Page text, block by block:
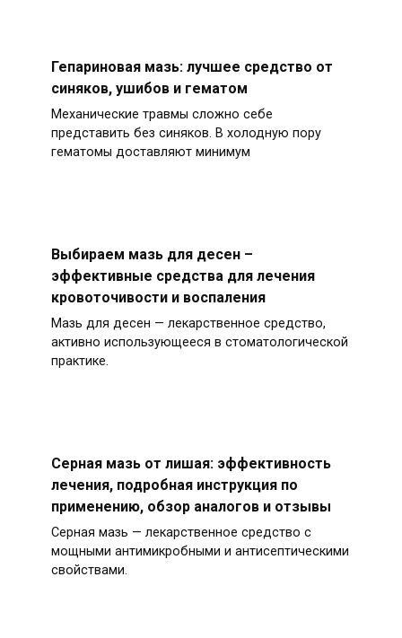
Гепариновая мазь: лучшее средство от
синяков, ушибов и гематом
Механические травмы сложно себе
представить без синяков. В холодную пору
гематомы доставляют минимум
Выбираем мазь для десен –
эффективные средства для лечения
кровоточивости и воспаления
Мазь для десен — лекарственное средство,
активно использующееся в стоматологической
практике.
Серная мазь от лишая: эффективность
лечения, подробная инструкция по
применению, обзор аналогов и отзывы
Серная мазь — лекарственное средство с
мощными антимикробными и антисептическими
свойствами.